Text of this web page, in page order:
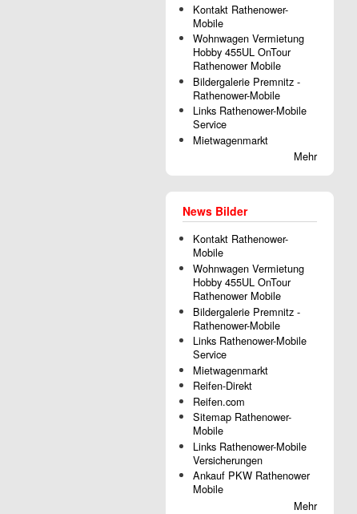
Kontakt Rathenower-
Mobile
Wohnwagen Vermietung
Hobby 455UL OnTour
Rathenower Mobile
Bildergalerie Premnitz -
Rathenower-Mobile
Links Rathenower-Mobile
Service
Mietwagenmarkt
Mehr
News Bilder
Kontakt Rathenower-
Mobile
Wohnwagen Vermietung
Hobby 455UL OnTour
Rathenower Mobile
Bildergalerie Premnitz -
Rathenower-Mobile
Links Rathenower-Mobile
Service
Mietwagenmarkt
Reifen-Direkt
Reifen.com
Sitemap Rathenower-
Mobile
Links Rathenower-Mobile
Versicherungen
Ankauf PKW Rathenower
Mobile
Mehr